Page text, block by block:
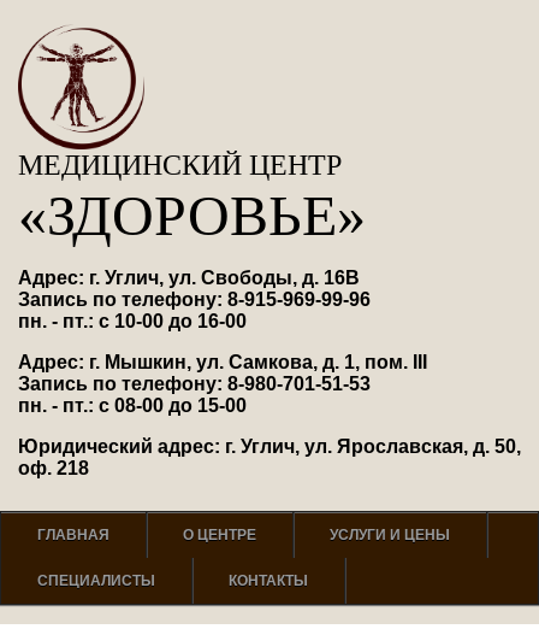
МЕДИЦИНСКИЙ ЦЕНТР
«ЗДОРОВЬЕ»
Адрес: г. Углич, ул. Свободы, д. 16В
Запись по телефону: 8-915-969-99-96
пн. - пт.: с 10-00 до 16-00
Адрес: г. Мышкин, ул. Самкова, д. 1, пом. III
Запись по телефону: 8-980-701-51-53
пн. - пт.: с 08-00 до 15-00
Юридический адрес: г. Углич, ул. Ярославская, д. 50,
оф. 218
ГЛАВНАЯ О ЦЕНТРЕ УСЛУГИ И ЦЕНЫ
СПЕЦИАЛИСТЫ КОНТАКТЫ